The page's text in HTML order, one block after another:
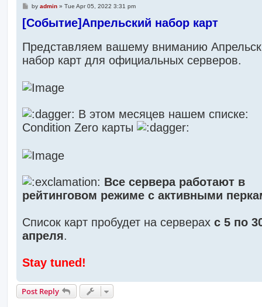
P
s
t
by admin» Tue Apr 05, 2022 3:31 pm
[Событие]Апрельский набор карт
Представляем вашему вниманию
набор карт для официальных серверов.
В этом месяцев нашем списке:
Condition Zero карты
Все сервера работают в
рейтинговом режиме с активными
Список карт пробудет на серверах с 5 по
апреля.
Stay tuned!
Post Reply